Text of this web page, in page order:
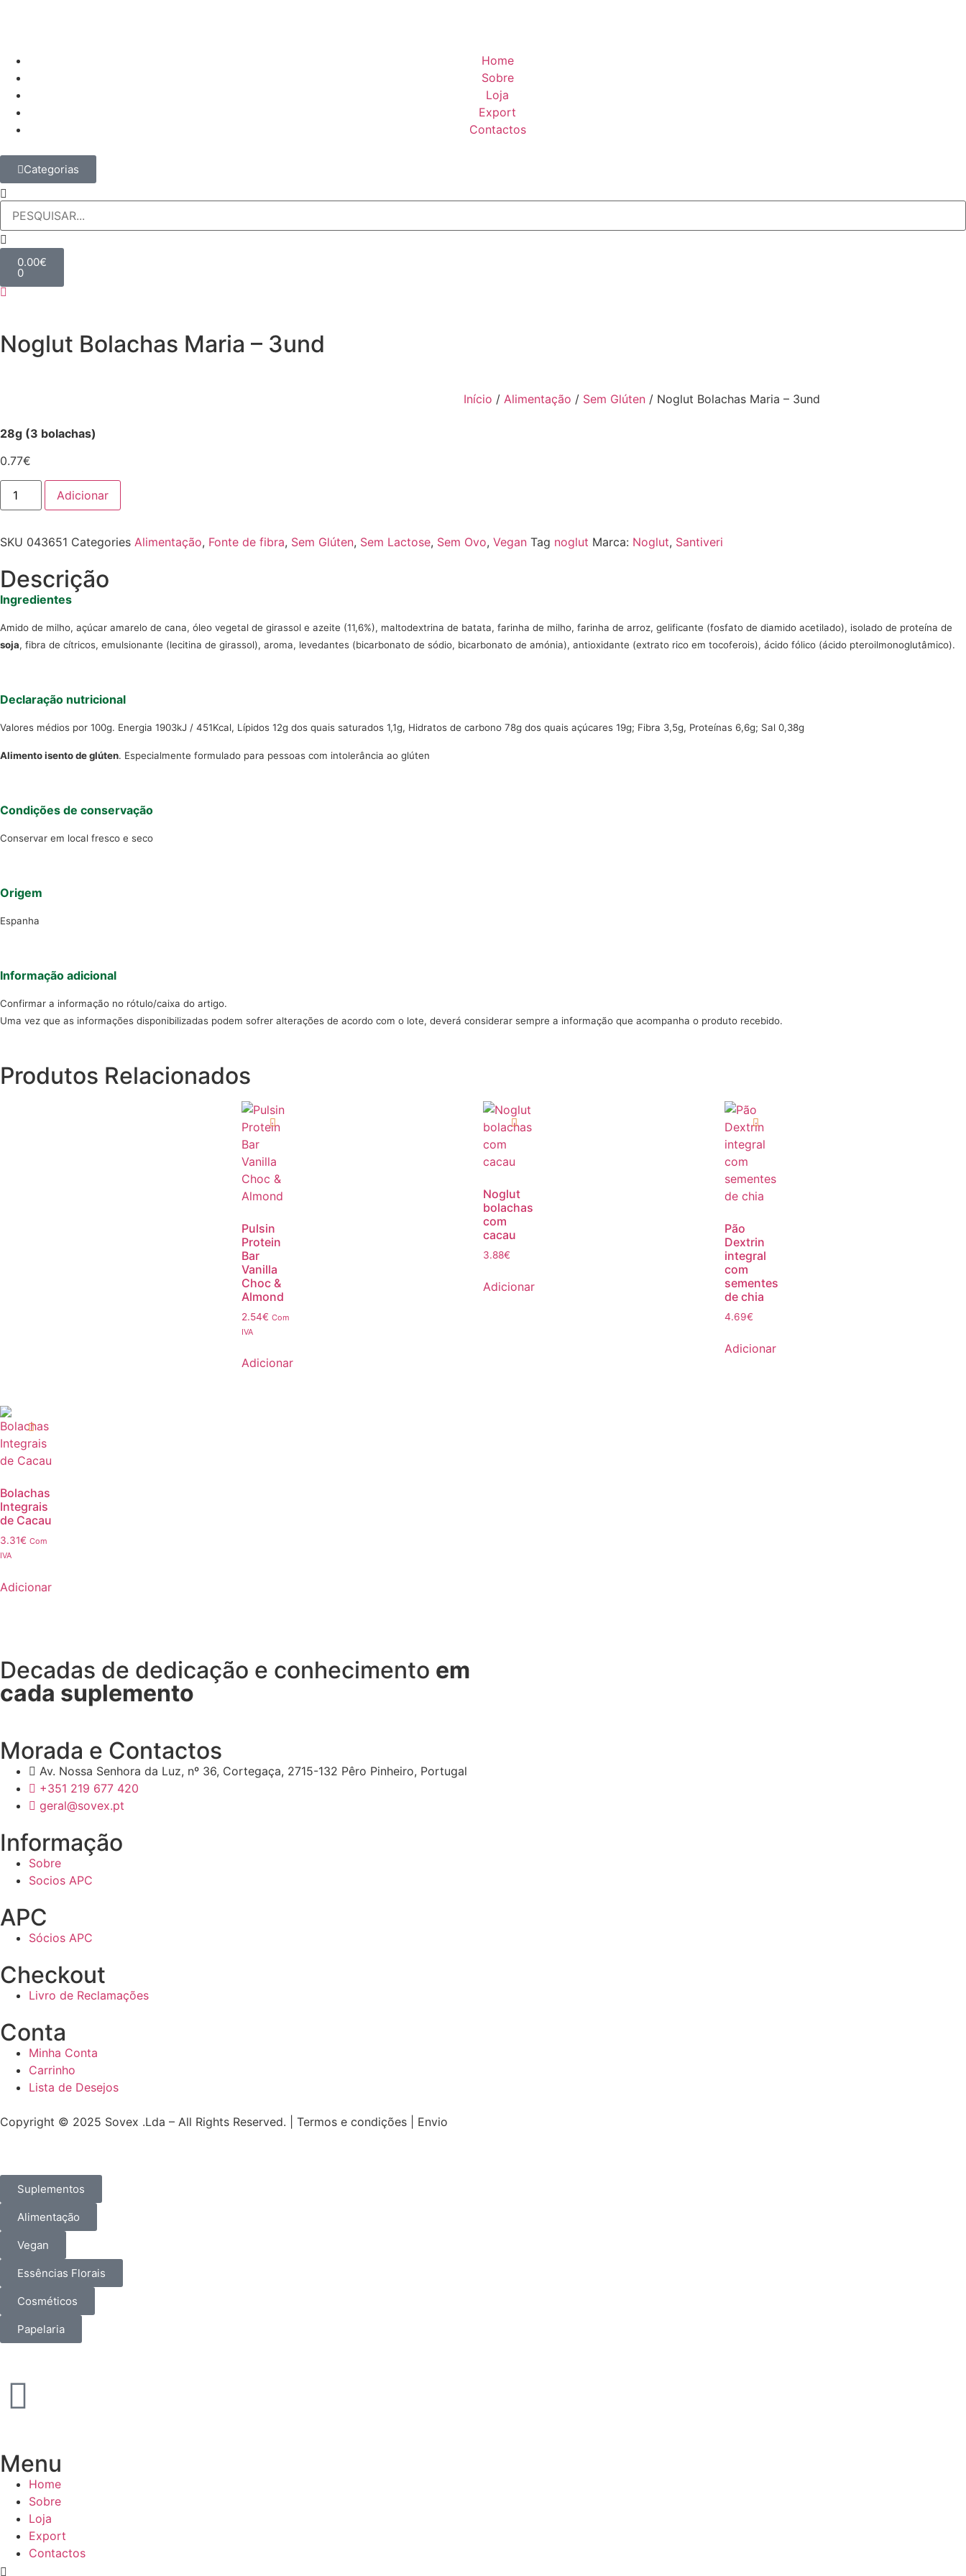
Home
Sobre
Loja
Export
Contactos
Categorias
0.00€
0
Noglut Bolachas Maria – 3und
Início /Alimentação / Sem Glúten / Noglut Bolachas Maria – 3und
28g (3 bolachas)
0.77€
Adicionar
SKU 043651 Categories Alimentação, Fonte de fibra, Sem Glúten, Sem Lactose, Sem Ovo, Vegan Tag noglut Marca: Noglut, Santiveri
Descrição
Ingredientes
Amido de milho, açúcar amarelo de cana, óleo vegetal de girassol e azeite (11,6%), maltodextrina de batata, farinha de milho, farinha de arroz, gelificante (fosfato de diamido acetilado), isolado de proteína de
soja, fibra de cítricos, emulsionante (lecitina de girassol), aroma, levedantes (bicarbonato de sódio, bicarbonato de amónia), antioxidante (extrato rico em tocoferois), ácido fólico (ácido pteroilmonoglutâmico).
Declaração nutricional
Valores médios por 100g. Energia 1903kJ / 451Kcal, Lípidos 12g dos quais saturados 1,1g, Hidratos de carbono 78g dos quais açúcares 19g; Fibra 3,5g, Proteínas 6,6g; Sal 0,38g
Alimento isento de glúten. Especialmente formulado para pessoas com intolerância ao glúten
Condições de conservação
Conservar em local fresco e seco
Origem
Espanha
Informação adicional
Confirmar a informação no rótulo/caixa do artigo.
Uma vez que as informações disponibilizadas podem sofrer alterações de acordo com o lote, deverá considerar sempre a informação que acompanha o produto recebido.
Produtos Relacionados
Pulsin
Protein
Bar
Vanilla
Choc &
Almond
2.54€ Com
IVA
Adicionar
Noglut
bolachas
com
cacau
3.88€
Adicionar
Pão
Dextrin
integral
com
sementes
de chia
4.69€
Adicionar
Bolachas
Integrais
de Cacau
3.31€ Com
IVA
Adicionar
Decadas de dedicação e conhecimento em
cada suplemento
Morada e Contactos
Av. Nossa Senhora da Luz, nº 36, Cortegaça, 2715-132 Pêro Pinheiro, Portugal
+351 219 677 420
geral@sovex.pt
Informação
Sobre
Socios APC
APC
Sócios APC
Checkout
Livro de Reclamações
Conta
Minha Conta
Carrinho
Lista de Desejos
Copyright © 2025 Sovex .Lda – All Rights Reserved. | Termos e condições | Envio
Suplementos
Alimentação
Vegan
Essências Florais
Cosméticos
Papelaria
Menu
Home
Sobre
Loja
Export
Contactos